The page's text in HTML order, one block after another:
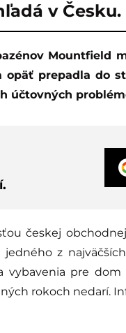
v Česku.
opäť prepadla do
účtovných
českej
z
vybavenia pre
rokoch nedarí.